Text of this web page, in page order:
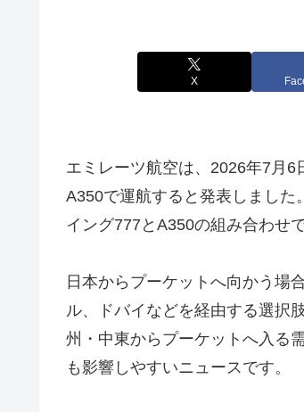
X
エミレーツ航空は、2026年7月
A350で運航すると発表しまし
イング777とA350の組み合わせ
日本からプーケットへ向かう場
ル、ドバイなどを経由する選択
州・中東からプーケットへ入る
も影響しやすいニュースです。